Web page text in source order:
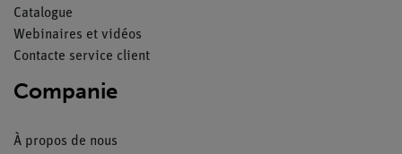
Catalogue
Webinaires et vidéos
Contacte service client
Companie
À propos de nous